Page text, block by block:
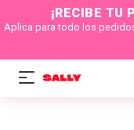
¡RECIBE TU
Aplica para todo los